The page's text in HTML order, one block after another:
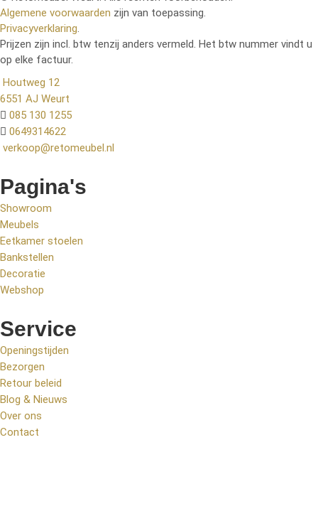
Algemene voorwaarden zijn van toepassing.
Privacyverklaring.
Prijzen zijn incl. btw tenzij anders vermeld. Het btw nummer vindt u
op elke factuur.
Houtweg 12
6551 AJ Weurt
085 130 1255
0649314622
verkoop@retomeubel.nl
Pagina's
Showroom
Meubels
Eetkamer stoelen
Bankstellen
Decoratie
Webshop
Service
Openingstijden
Bezorgen
Retour beleid
Blog & Nieuws
Over ons
Contact